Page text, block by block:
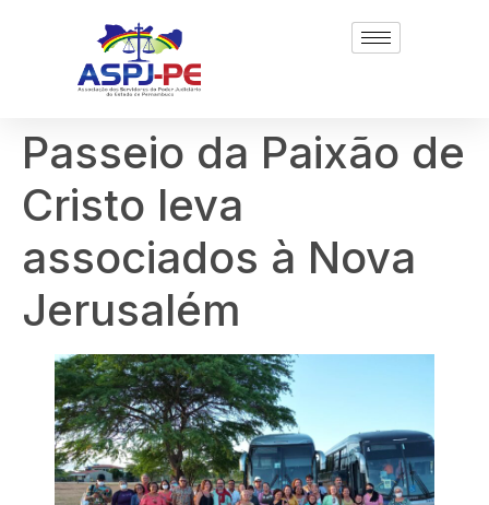
Passeio da Paixão de
Cristo leva
associados à Nova
Jerusalém